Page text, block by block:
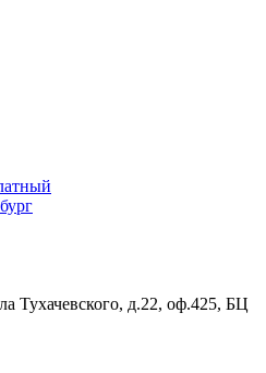
Тухачевского, д.22, оф.425, БЦ